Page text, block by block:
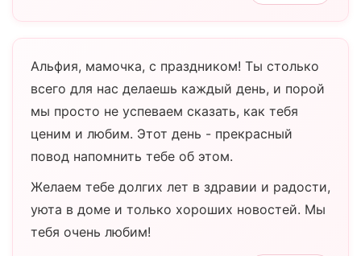
Альфия, мамочка, с праздником! Ты столько
всего для нас делаешь каждый день, и порой
мы просто не успеваем сказать, как тебя
ценим и любим. Этот день - прекрасный
повод напомнить тебе об этом.
Желаем тебе долгих лет в здравии и радости,
уюта в доме и только хороших новостей. Мы
тебя очень любим!